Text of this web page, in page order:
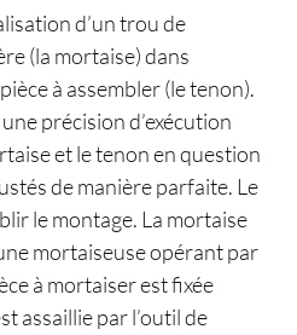
d’un trou de
(la mortaise) dans
à assembler (le tenon).
précision d’exécution
et le tenon en question
de manière parfaite. Le
le montage. La mortaise
mortaiseuse opérant par
à mortaiser est fixée
assaillie par l’outil de